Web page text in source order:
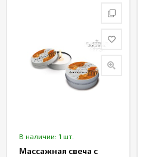
В наличии: 1 шт.
Массажная свеча с